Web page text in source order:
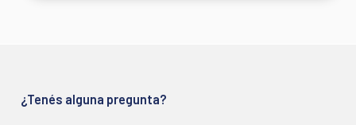
¿Tenés alguna pregunta?